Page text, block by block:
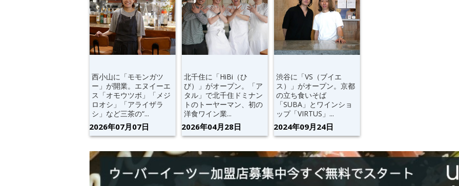
西小山に「モモンガツ
ー」が開業。エヌイーエ
ス「オモウツボ」「メジ
ロオシ」「アライザラ
シ」など三茶の“...
2026年07月07日
北千住に「HiBi（ひ
び）」がオープン。「ア
タル」で北千住ドミナン
トのトーヤーマン、初の
洋食ワイン業...
2026年04月28日
渋谷に「VS（ブイエ
ス）」がオープン。京都
の立ち食いそば
「SUBA」とワインショ
ップ「VIRTUS」...
2024年09月24日